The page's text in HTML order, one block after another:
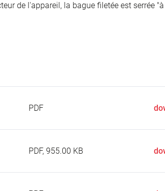
de l'appareil, la bague filetée est serrée
PDF
PDF, 955.00 KB